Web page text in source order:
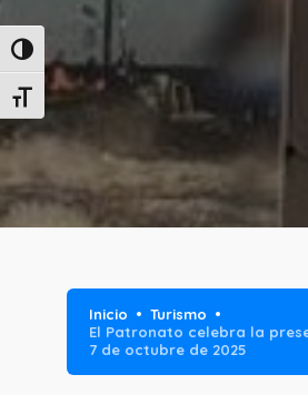
Alternar alto contraste
Alternar tamaño de letra
Inicio
Turismo
El Patronato celebra la
7 de octubre de 2025